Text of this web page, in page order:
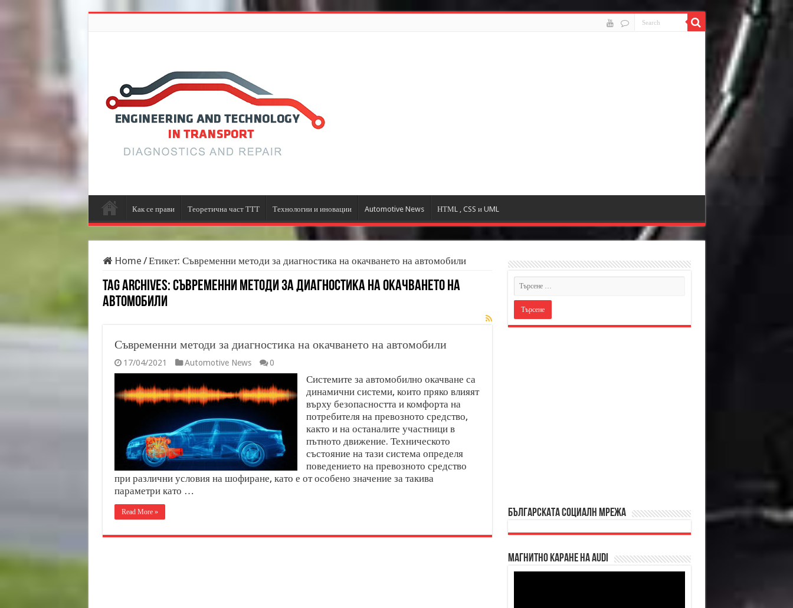
Как се прави Теоретична част ТТТ Технологии и иновации Automotive News НТМL , CSS и UML
Home /Етикет: Съвременни методи за диагностика на окачването на автомобили
Tag Archives:Съвременни методи за диагностика на окачването на
автомобили
Съвременни методи за диагностика на окачването на автомобили
17/04/2021 Automotive News 0
Системите за автомобилно окачване са
динамични системи, които пряко влияят
върху безопасността и комфорта на
потребителя на превозното средство,
както и на останалите участници в
пътното движение. Техническото
състояние на тази система определя
поведението на превозното средство
при различни условия на шофиране, като е от особено значение за такива
параметри като …
Read More » БЪЛГАРСКАТА СОЦИАЛН МРЕЖА
Магнитно каране на Audi